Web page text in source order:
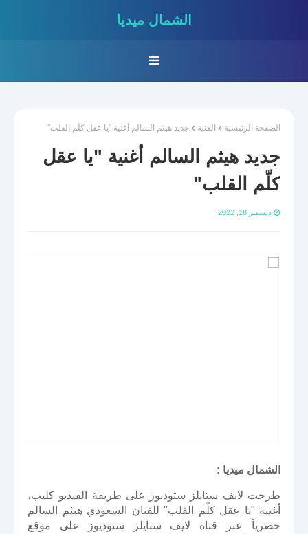
الشمال ميديا
الصفحة الرئيسية الفنية جديد هيثم السالم أغنية "يا عقل كلّم القلب"
جديد هيثم السالم أغنية "يا عقل
كلّم القلب"
ديسمبر 18, 2022
الشمال ميديا :
طرحت لايف ستايلز ستوديوز على طريقة الفيديو كليب،
أغنية "يا عقل كلّم القلب" للفنان السعودي هيثم السالم
حصرياً عبر قناة لايف ستايلز ستوديوز على موقع